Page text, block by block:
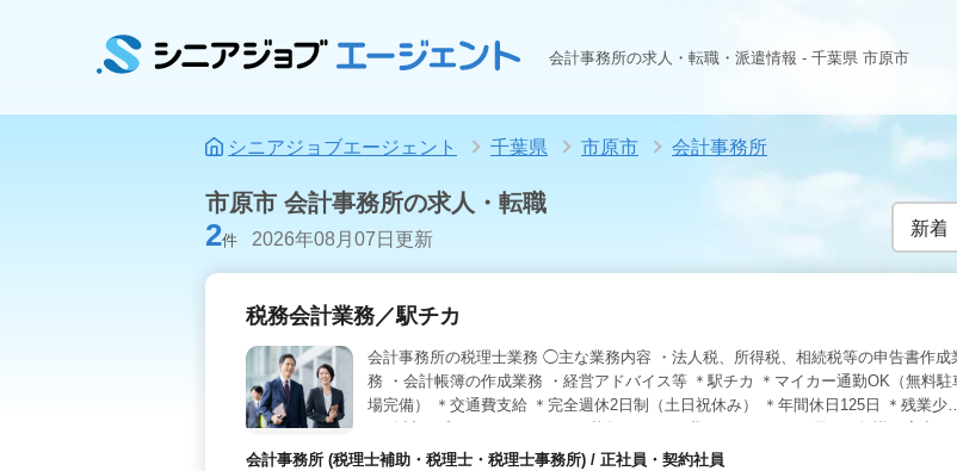
会計事務所の求人・転職・派遣情報 - 千葉県 市原市
シニアジョブエージェント 千葉県 市原市 会計事務所
市原市 会計事務所の求人・転職
2件 2026年08月07日更新
税務会計業務／駅チカ
会計事務所の税理士業務 ◯主な業務内容 ・法人税、所得税、相続税等の申告書作成
務 ・会計帳簿の作成業務 ・経営アドバイス等 ＊駅チカ ＊マイカー通勤OK（無料駐
場完備） ＊交通費支給 ＊完全週休2日制（土日祝休み） ＊年間休日125日 ＊残業少
持ちの方に相応しい待遇を用意しています。
会計事務所 (税理士補助・税理士・税理士事務所) / 正社員・契約社員